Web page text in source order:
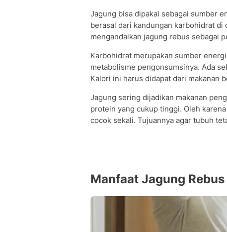
Jagung bisa dipakai sebagai sumber
berasal dari kandungan karbohidrat di
mengandalkan jagung rebus sebagai
Karbohidrat merupakan sumber
metabolisme pengonsumsinya. Ada
Kalori ini harus didapat dari makanan
Jagung sering dijadikan makanan
protein yang cukup tinggi. Oleh
cocok sekali. Tujuannya agar tubuh
Manfaat Jagung